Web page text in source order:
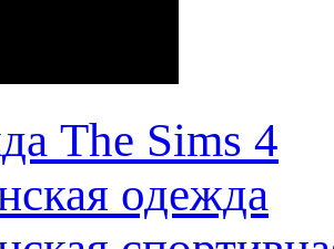
The Sims 4
одежда